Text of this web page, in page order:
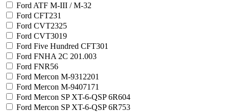
Ford ATF M-III / M-32
Ford CFT231
Ford CVT2325
Ford CVT3019
Ford Five Hundred CFT301
Ford FNHA 2C 201.003
Ford FNR56
Ford Mercon M-9312201
Ford Mercon M-9407171
Ford Mercon SP XT-6-QSP 6R604
Ford Mercon SP XT-6-QSP 6R753